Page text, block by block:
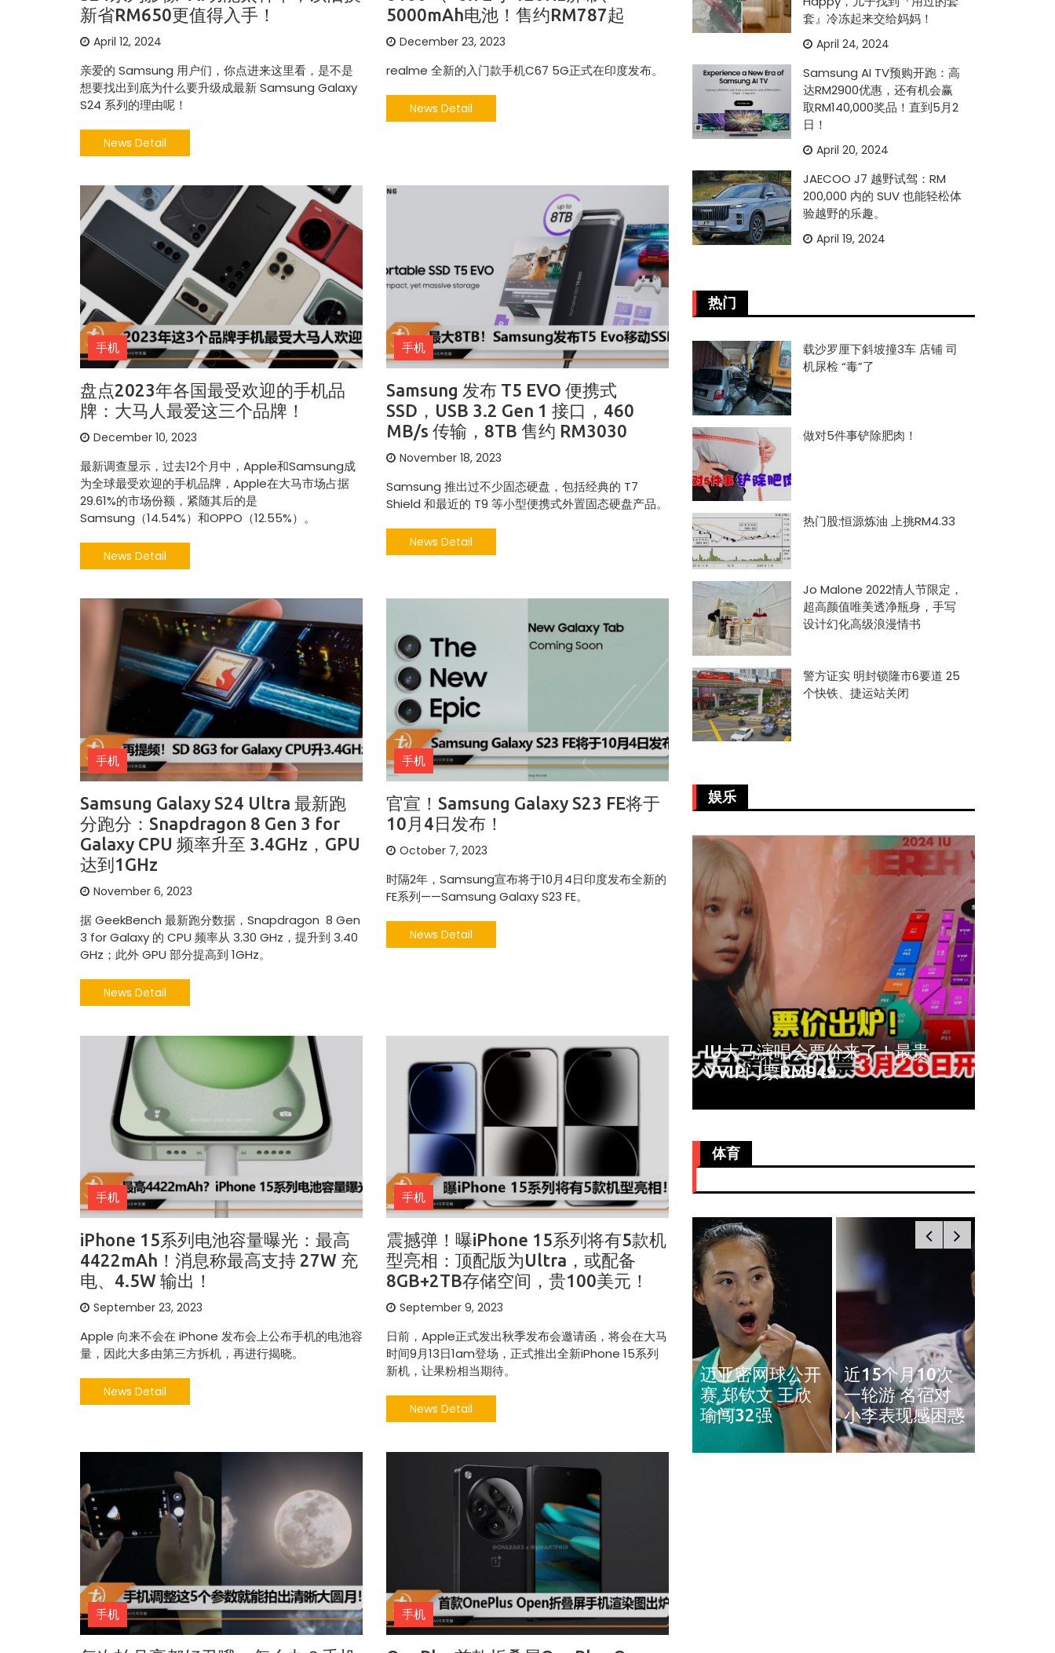
新省RM650更值得入手！
April 12, 2024
亲爱的 Samsung 用户们，你点进来这里看，是不是
想要找出到底为什么要升级成最新 Samsung Galaxy
S24 系列的理由呢！
News Detail
5000mAh电池！售约RM787起
December 23, 2023
realme 全新的入门款手机C67 5G正式在印度发布。
News Detail
手机
盘点2023年各国最受欢迎的手机品
牌：大马人最爱这三个品牌！
December 10, 2023
最新调查显示，过去12个月中，Apple和Samsung成
为全球最受欢迎的手机品牌，Apple在大马市场占据
29.61%的市场份额，紧随其后的是
Samsung（14.54%）和OPPO（12.55%）。
News Detail
手机
Samsung 发布 T5 EVO 便携式
SSD，USB 3.2 Gen 1 接口，460
MB/s 传输，8TB 售约 RM3030
November 18, 2023
Samsung 推出过不少固态硬盘，包括经典的 T7
Shield 和最近的 T9 等小型便携式外置固态硬盘产品。
News Detail
手机
Samsung Galaxy S24 Ultra 最新跑
分跑分：Snapdragon 8 Gen 3 for
Galaxy CPU 频率升至 3.4GHz，GPU
达到1GHz
November 6, 2023
据 GeekBench 最新跑分数据，Snapdragon 8 Gen
3 for Galaxy 的 CPU 频率从 3.30 GHz，提升到 3.40
GHz；此外 GPU 部分提高到 1GHz。
News Detail
手机
官宣！Samsung Galaxy S23 FE将于
10月4日发布！
October 7, 2023
时隔2年，Samsung宣布将于10月4日印度发布全新的
FE系列——Samsung Galaxy S23 FE。
News Detail
手机
iPhone 15系列电池容量曝光：最高
4422mAh！消息称最高支持 27W 充
电、4.5W 输出！
September 23, 2023
Apple 向来不会在 iPhone 发布会上公布手机的电池容
量，因此大多由第三方拆机，再进行揭晓。
News Detail
手机
震撼弹！曝iPhone 15系列将有5款机
型亮相：顶配版为Ultra，或配备
8GB+2TB存储空间，贵100美元！
September 9, 2023
日前，Apple正式发出秋季发布会邀请函，将会在大马
时间9月13日1am登场，正式推出全新iPhone 15系列
新机，让果粉相当期待。
News Detail
手机 手机
套』冷冻起来交给妈妈！
April 24, 2024
Samsung AI TV预购开跑：高
达RM2900优惠，还有机会赢
取RM140,000奖品！直到5月2
日！
April 20, 2024
JAECOO J7 越野试驾：RM
200,000 内的 SUV 也能轻松体
验越野的乐趣。
April 19, 2024
热门
载沙罗厘下斜坡撞3车 店铺 司
机尿检 “毒”了
做对5件事铲除肥肉！
热门股:恒源炼油 上挑RM4.33
Jo Malone 2022情人节限定，
超高颜值唯美透净瓶身，手写
设计幻化高级浪漫情书
警方证实 明封锁隆市6要道 25
个快铁、捷运站关闭
娱乐
苏永康将邀歌迷上台合唱！赞大马
肉骨茶“全世界最好吃”
IU大马演唱会票价来了！最贵
VVIP门票RM949
周冬雨爆秀场耍大牌！拒与VIP合
影全程臭脸不配合
体育
近15个月10次
一轮游 名宿对
小李表现感困惑
奥斯汀网球赛｜
王雅繁袁悦会师
4强 中国锁定女
单4强门票